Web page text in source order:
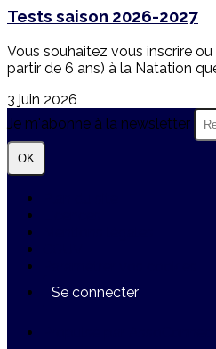
Tests saison 2026-2027
Vous souhaitez vous inscrire
partir de 6 ans) à la Natation
3 juin 2026
Je m'abonne à la newsletter
OK
Se connecter